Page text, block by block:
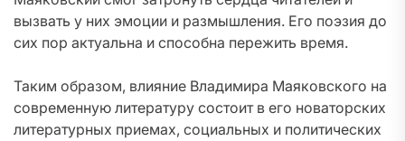
вызвать у них эмоции и размышления. Его поэзия до
сих пор актуальна и способна пережить время.
Таким образом, влияние Владимира Маяковского на
современную литературу состоит в его новаторских
литературных приемах, социальных и политических